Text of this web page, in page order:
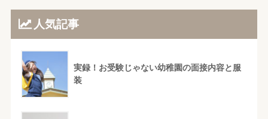
人気記事
実録！お受験じゃない幼稚園の面接内容と服
装